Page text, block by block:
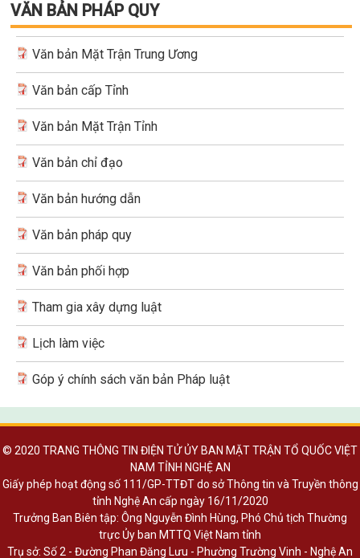
VĂN BẢN PHÁP QUY
Văn bản Mặt Trận Trung Ương
Văn bản cấp Tỉnh
Văn bản Mặt Trận Tỉnh
Văn bản chỉ đạo
Văn bản hướng dẫn
Văn bản pháp quy
Văn bản phối hợp
Tham gia xây dựng luật
Lịch làm việc
Góp ý chính sách văn bản Pháp luật
© 2020 TRANG THÔNG TIN ĐIỆN TỬ ỦY BAN MẶT TRẬN TỔ QUỐC VIỆT
NAM TỈNH NGHỆ AN
Giấy phép hoạt động số 111/GP-TTĐT do sở Thông tin và Truyền thông
tỉnh Nghệ An cấp ngày 16/11/2020
Trưởng Ban Biên tập: Ông Nguyễn Đình Hùng, Phó Chủ tịch Thường
trực Ủy ban MTTQ Việt Nam tỉnh
Trụ sở: Số 2 - Đường Phan Đăng Lưu - Phường Trường Vinh - Nghệ An